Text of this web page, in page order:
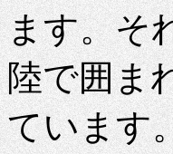
ます。そ
陸で囲ま
ています